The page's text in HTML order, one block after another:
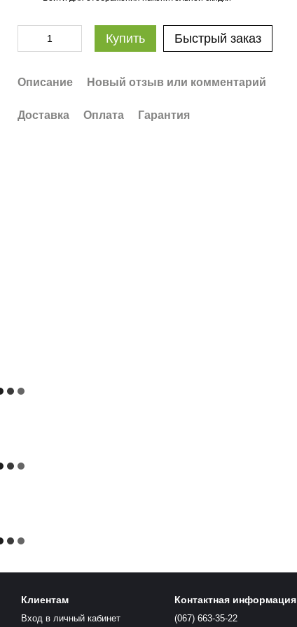
Купить Быстрый заказ
Описание Новый отзыв или комментарий
Доставка Оплата Гарантия
Клиентам
Вход в личный кабинет
Контактная информация
(067) 663-35-22